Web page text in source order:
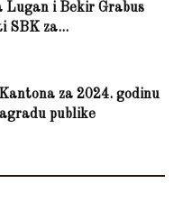
Lugan i Bekir Grabus
SBK za...
za 2024. godinu
publike